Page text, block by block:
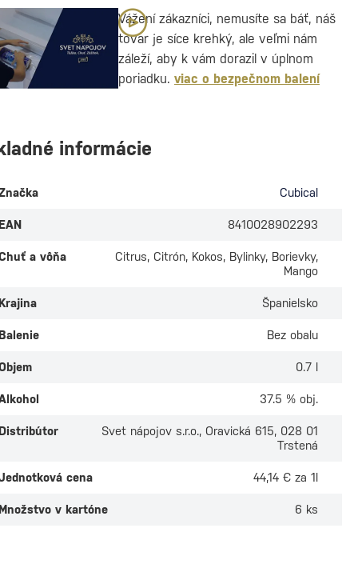
Vážení zákazníci, nemusíte sa báť, náš
tovar je síce krehký, ale veľmi nám
záleží, aby k vám dorazil v úplnom
poriadku. viac o bezpečnom balení
informácie
Cubical
EAN 8410028902293
a vôňa
Citrus, Citrón, Kokos, Bylinky, Borievky,
Mango
Krajina Španielsko
Balenie Bez obalu
0.7 l
37.5 % obj.
Distribútor
Svet nápojov s.r.o., Oravická 615, 028 01
Trstená
cena 44,14 € za 1l
Množstvo v kartóne 6 ks